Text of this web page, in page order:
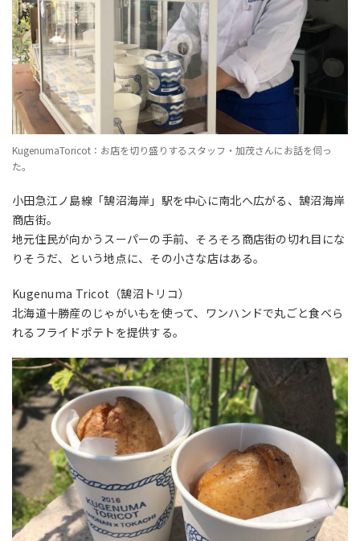
KugenumaToricot：お店を切り盛りするスタッフ・加茂さんにお話を伺っ
た。
小田急江ノ島線「鵠沼海岸」駅を中心に南北へ広がる、鵠沼海岸
商店街。
地元住民が向かうスーパーの手前、そろそろ商店街の切れ目にな
りそうだ、という地点に、その小さな店はある。
Kugenuma Tricot（鵠沼トリコ）
北海道十勝産のじゃがいもを使って、ワンハンドで丸ごと食べら
れるフライドポテトを提供する。